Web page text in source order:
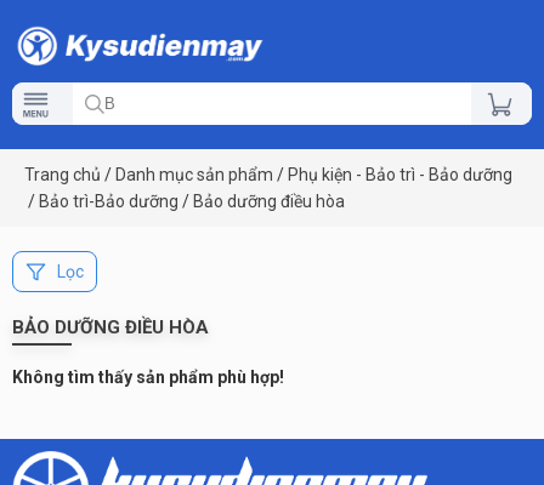
Trang chủ / Danh mục sản phẩm / Phụ kiện - Bảo trì - Bảo dưỡng
/ Bảo trì-Bảo dưỡng / Bảo dưỡng điều hòa
Lọc
BẢO DƯỠNG ĐIỀU HÒA
Không tìm thấy sản phẩm phù hợp!